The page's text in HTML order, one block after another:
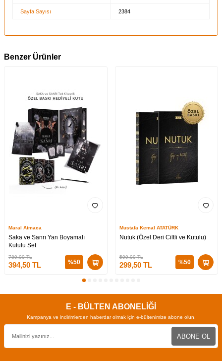
Sayfa Sayısı 2384
Benzer Ürünler
Maral Atmaca
Saka ve Sanrı Yan Boyamalı
Kutulu Set
789,00TL
394,50 TL %50
Mustafa Kemal ATATÜRK
Nutuk (Özel Deri Ciltli ve Kutulu)
599,00TL
299,50TL %50
E - BÜLTEN ABONELİĞİ
Kampanya ve indirimlerden haberdar olmak için e-bültenimize abone olun.
ABONE OL